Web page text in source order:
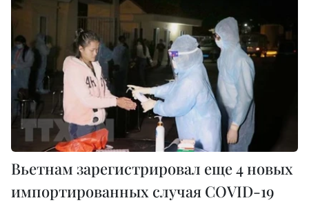
Вьетнам зарегистрировал еще 4 новых
импортированных случая COVID-19